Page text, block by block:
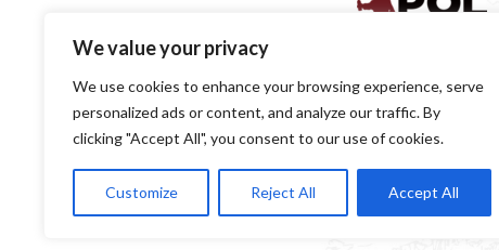
We value your privacy
We use cookies to enhance your browsing experience, serve
personalized ads or content, and analyze our traffic. By
clicking "Accept All", you consent to our use of cookies.
Customize Reject All Accept All
SOLUCIONES EN
PARA EL